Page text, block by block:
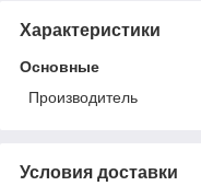
Характеристики
Основные
Производитель
Условия доставки